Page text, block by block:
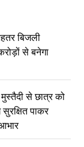
बिजली
से बनेगा
से छात्र को
पाकर